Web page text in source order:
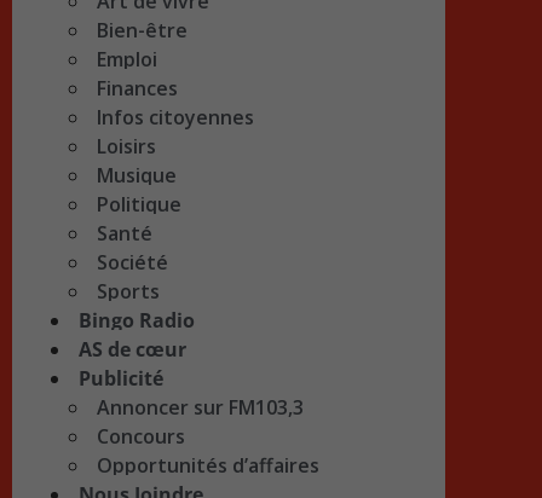
Bien-être
Emploi
Finances
Infos citoyennes
Loisirs
Musique
Politique
Santé
Société
Sports
Bingo Radio
AS de cœur
Publicité
Annoncer sur FM103,3
Concours
Opportunités d’affaires